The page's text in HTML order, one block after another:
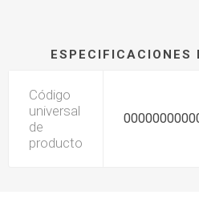
ESPECIFICACIONES
Código
universal
de
producto